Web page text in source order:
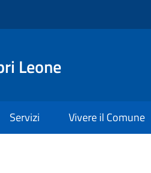
Leone
Servizi Vivere il Comune